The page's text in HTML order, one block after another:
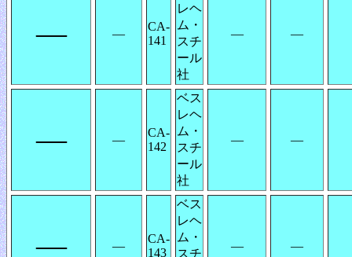
― ―
CA-
141
レヘ
ム・
スチ
ール
社
― ―
― ―
CA-
142
ベス
レヘ
ム・
スチ
ール
社
― ―
― ―
CA-
143
ベス
レヘ
ム・
スチ
― ―